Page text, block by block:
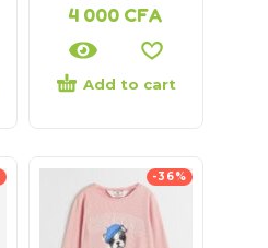
4 000 CFA
Add to cart
-36%